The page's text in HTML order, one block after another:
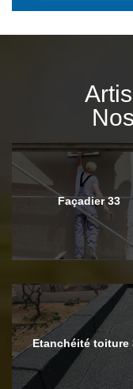
Façadier 33
Etanchéité toiture